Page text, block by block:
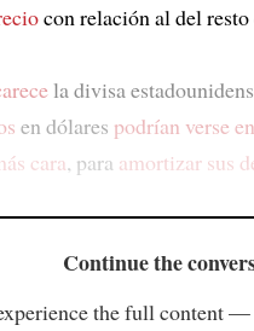
con relación al del resto
la divisa
en dólares podrían verse
cara, para amortizar sus
Continue the
the full content —